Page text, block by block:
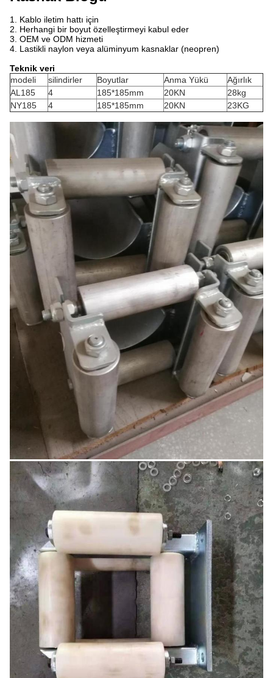
1. Kablo iletim hattı için
2. Herhangi bir boyut özelleştirmeyi kabul eder
3. OEM ve ODM hizmeti
4. Lastikli naylon veya alüminyum kasnaklar (neopren)
Teknik veri
modeli
silindirler Boyutlar Anma Yükü
Ağırlık
AL185
4 185*185mm 20KN
28kg
NY185
4 185*185mm 20KN 23KG